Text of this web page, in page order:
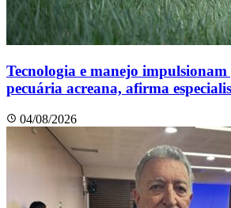
Tecnologia e manejo
pecuária acreana, afirma
04/08/2026